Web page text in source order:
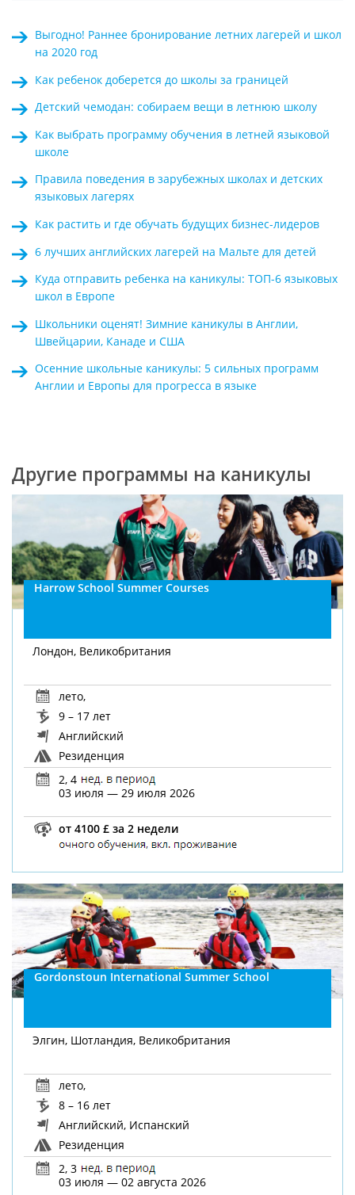
Выгодно! Раннее бронирование летних лагерей и школ
на 2020 год
Как ребенок доберется до школы за границей
Детский чемодан: собираем вещи в летнюю школу
Kак выбрать программу обучения в летней языковой
школе
Правила поведения в зарубежных школах и детских
языковых лагерях
Как растить и где обучать будущих бизнес-лидеров
6 лучших английских лагерей на Мальте для детей
Куда отправить ребенка на каникулы: ТОП-6 языковых
школ в Европе
Школьники оценят! Зимние каникулы в Англии,
Швейцарии, Канаде и США
Осенние школьные каникулы: 5 сильных программ
Англии и Европы для прогресса в языке
Другие программы на каникулы
Harrow School Summer Courses
Лондон, Великобритания
лето,
9 – 17 лет
Английский
Резиденция
2, 4
03 июля — 29 июля 2026
от 4100 £ за 2 недели
Gordonstoun International Summer School
Элгин, Шотландия, Великобритания
лето,
8 – 16 лет
Английский, Испанский
Резиденция
2, 3
03 июля — 02 августа 2026